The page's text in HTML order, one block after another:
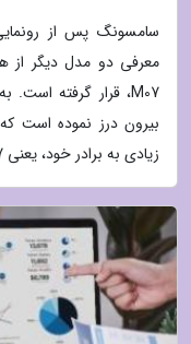
بیرون درز نموده است
زیادی به برادر خود، یعنی A07، دارد. بر اساس اطلاعات فاش شده،...